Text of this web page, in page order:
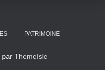
PATRIMOINE
par ThemeIsle